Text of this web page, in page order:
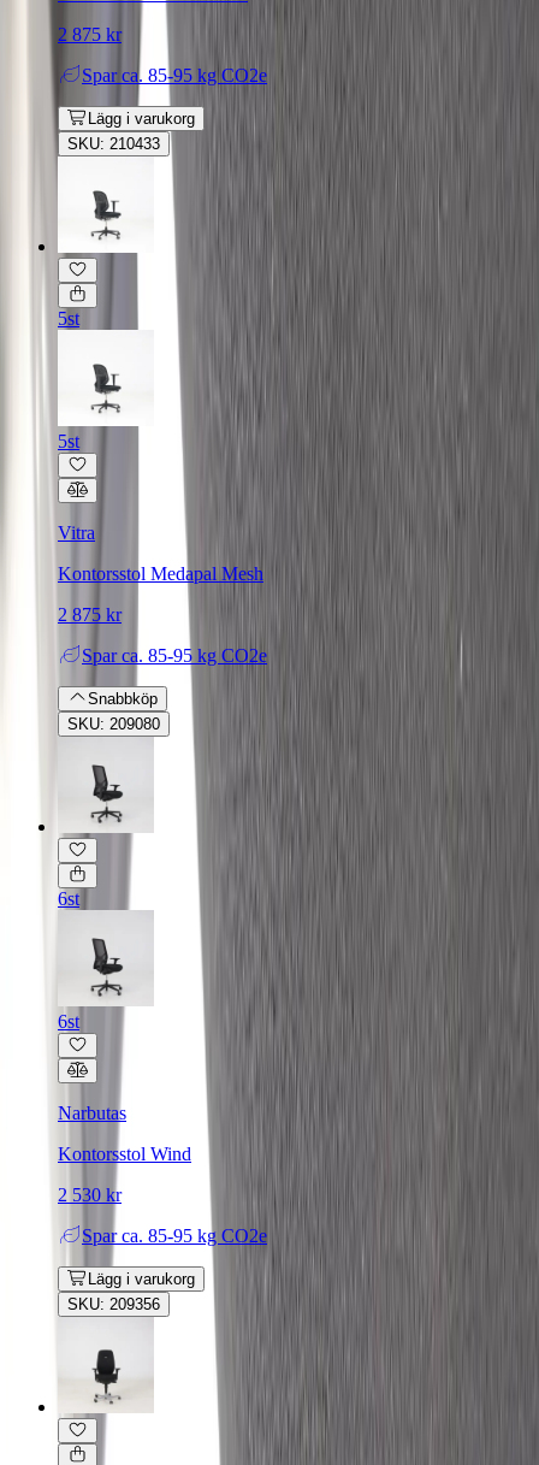
2 875 kr
Spar ca. 85-95 kg CO2e
Lägg i varukorg
SKU: 210433
5st
5st
Vitra
Kontorsstol Medapal Mesh
2 875 kr
Spar ca. 85-95 kg CO2e
Snabbköp
SKU: 209080
6st
6st
Narbutas
Kontorsstol Wind
2 530 kr
Spar ca. 85-95 kg CO2e
Lägg i varukorg
SKU: 209356